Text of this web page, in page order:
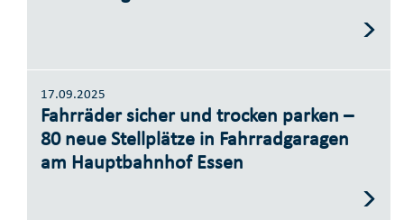
17.09.2025
Fahrräder sicher und trocken parken –
80 neue Stellplätze in Fahrradgaragen
am Hauptbahnhof Essen